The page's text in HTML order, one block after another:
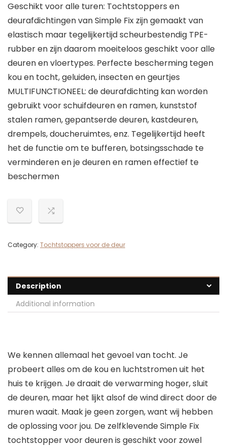
Geschikt voor alle turen: Tochtstoppers en
deurafdichtingen van Simple Fix zijn gemaakt van
elastisch maar tegelijkertijd scheurbestendig TPE-
rubber en zijn daarom moeiteloos geschikt voor alle
deuren en vloertypes. Perfecte bescherming tegen
kou en tocht, geluiden, insecten en geurtjes
MULTIFUNCTIONEEL: de deurafdichting kan worden
gebruikt voor schuifdeuren en ramen, kunststof
stalen ramen, gepantserde deuren, kastdeuren,
drempels, doucheruimtes, enz. Tegelijkertijd heeft
het de functie om te bufferen, botsingsschade te
verminderen en je deuren en ramen effectief te
beschermen
Category: Tochtstoppers voor de deur
Description
Additional information
We kennen allemaal het gevoel van tocht. Je
probeert alles om de kou en luchtstromen uit het
huis te krijgen. Je draait de verwarming hoger, sluit
de deuren, maar het lijkt alsof de wind direct door de
muren waait. Maak je geen zorgen, want wij hebben
de oplossing voor jou. De zelfklevende Simple Fix
tochtstopper voor deuren is geschikt voor zowel